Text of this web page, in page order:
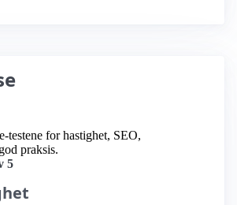
testene for hastighet, SEO,
praksis.
5